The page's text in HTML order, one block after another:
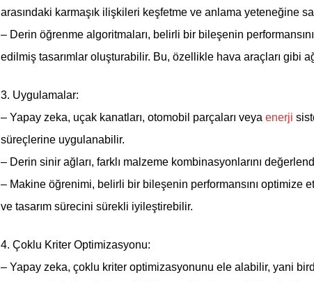
arasındaki karmaşık ilişkileri keşfetme ve anlama yeteneğine
– Derin öğrenme algoritmaları, belirli bir bileşenin
edilmiş tasarımlar oluşturabilir. Bu, özellikle hava araçları gibi
3. Uygulamalar:
– Yapay zeka, uçak kanatları, otomobil parçaları veya enerji
süreçlerine uygulanabilir.
– Derin sinir ağları, farklı malzeme kombinasyonlarını
– Makine öğrenimi, belirli bir bileşenin performansını optimize
ve tasarım sürecini sürekli iyileştirebilir.
4. Çoklu Kriter Optimizasyonu:
– Yapay zeka, çoklu kriter optimizasyonunu ele alabilir, yani